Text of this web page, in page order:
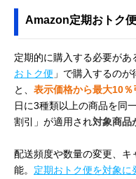
Amazon定期おトク
定期的に購入する必要が
おトク便 」で購入するの
と、 表示価格から最大10
日に3種類以上の商品を同
割引」が適用され対象商品
配送頻度や数量の変更、
能。 定期おトク便を対象に